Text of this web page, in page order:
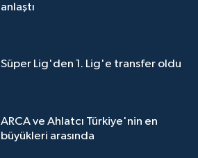
anlaştı
Süper Lig'den 1. Lig'e transfer oldu
ARCA ve Ahlatcı Türkiye'nin en
büyükleri arasında